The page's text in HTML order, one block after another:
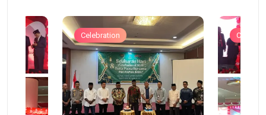
Celebration